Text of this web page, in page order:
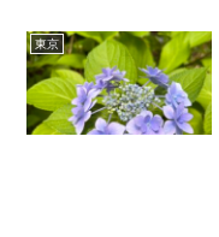
東京